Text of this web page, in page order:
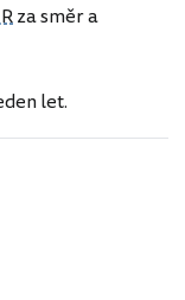
za směr a
let.